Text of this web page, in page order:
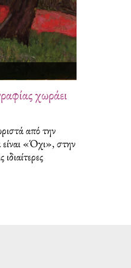
χωράει
από την
είναι «Όχι», στην